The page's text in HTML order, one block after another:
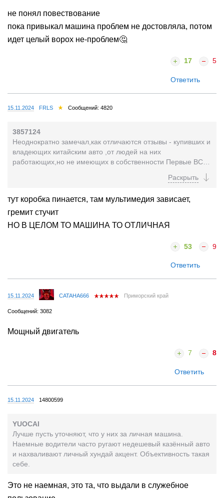
не понял повествование
пока привыкал машина проблем не достовляла, потом
идет целый ворох не-проблем🤔
17 5
Ответить
15.11.2024 FRLS Сообщений: 4820
3857124
Неоднократно замечал,как отличаются отзывы - купивших и
владеющих китайским авто ,от людей на них
работающих,но не имеющих в собственности Первые ВСЕ
тут коробка пинается, там мультимедия зависает,
гремит стучит
НО В ЦЕЛОМ ТО МАШИНА ТО ОТЛИЧНАЯ
53 9
Ответить
15.11.2024 CATAHA666 Приморский край
Сообщений: 3082
Мощный двигатель
7 8
Ответить
15.11.2024 14800599
YUOCAI
Лучше пусть уточняют, что у них за личная машина.
Наемные водители часто ругают недешевый казённый авто
и нахваливают личный хундай акцент. Объективность такая
себе.
Это не наемная, это та, что выдали в служебное